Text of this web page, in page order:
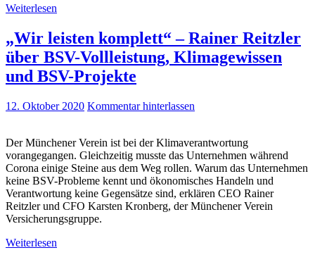
Weiterlesen
„Wir leisten komplett“ – Rainer Reitzler
über BSV-Vollleistung, Klimagewissen
und BSV-Projekte
12. Oktober 2020 Kommentar hinterlassen
Der Münchener Verein ist bei der Klimaverantwortung
vorangegangen. Gleichzeitig musste das Unternehmen während
Corona einige Steine aus dem Weg rollen. Warum das Unternehmen
keine BSV-Probleme kennt und ökonomisches Handeln und
Verantwortung keine Gegensätze sind, erklären CEO Rainer
Reitzler und CFO Karsten Kronberg, der Münchener Verein
Versicherungsgruppe.
Weiterlesen